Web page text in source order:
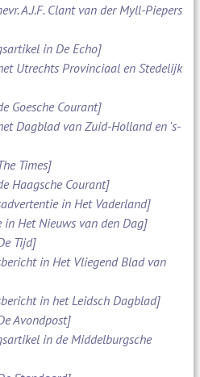
A.J.F. Clant van der Myll-Piepers
in De Echo]
Utrechts Provinciaal en Stedelijk
Goesche Courant]
Dagblad van Zuid-Holland en 's-
Times]
Haagsche Courant]
in Het Vaderland]
Het Nieuws van den Dag]
Tijd]
in Het Vliegend Blad van
in het Leidsch Dagblad]
Avondpost]
in de Middelburgsche